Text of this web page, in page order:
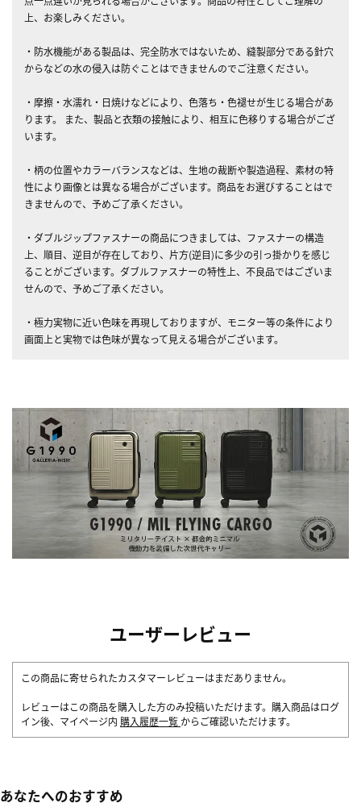
上、お楽しみください。
・防水機能がある製品は、完全防水ではないため、縫製部分である針穴
からなどの水の侵入は防ぐことはできませんのでご注意ください。
・摩擦・水濡れ・日焼けなどにより、色落ち・色褪せが生じる場合があ
ります。 また、製品と衣類の接触により、相互に色移りする場合がござ
います。
・柄の位置やカラーバランスなどは、生地の裁断や製造過程、素材の特
性により画像とは異なる場合がございます。商品をお選びすることはで
きませんので、予めご了承ください。
・ダブルジップファスナーの商品につきましては、ファスナーの構造
上、順目、逆目が存在しており、片方(逆目)に多少の引っ掛かりを感じ
ることがございます。ダブルファスナーの特性上、不良品ではございま
せんので、予めご了承ください。
・極力実物に近い色味を再現しておりますが、モニター等の条件により
画面上と実物では色味が異なって見える場合がございます。
ユーザーレビュー
この商品に寄せられたカスタマーレビューはまだありません。
レビューはこの商品を購入した方のみ投稿いただけます。購入商品はログ
イン後、マイページ内 購入履歴一覧 からご確認いただけます。
あなたへのおすすめ